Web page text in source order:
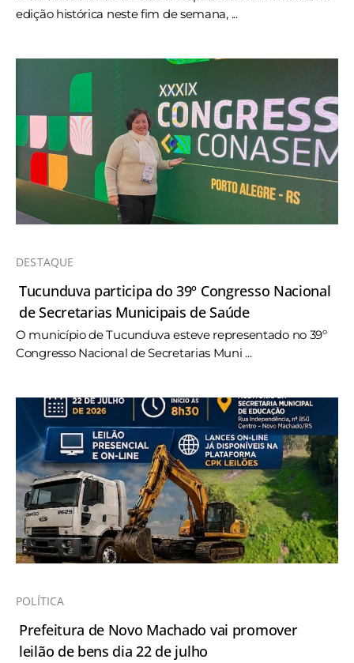
edição histórica neste fim de semana, ...
DESTAQUE
Tucunduva participa do 39º Congresso Nacional
de Secretarias Municipais de Saúde
O município de Tucunduva esteve representado no 39º
Congresso Nacional de Secretarias Muni ...
POLÍTICA
Prefeitura de Novo Machado vai promover
leilão de bens dia 22 de julho